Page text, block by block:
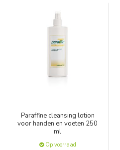
Paraffine cleansing lotion
voor handen en voeten 250
ml
Op voorraad